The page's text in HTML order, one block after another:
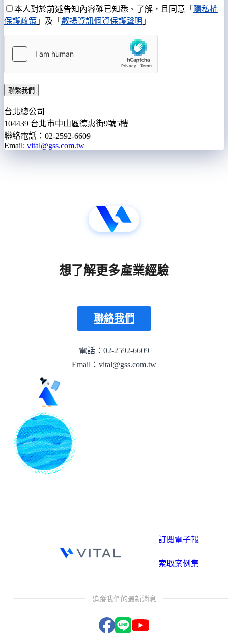
本人對於前述告知內容確已知悉、了解，且同意「 隱私權
保護政策 」及「 叡揚資訊個資保護聲明 」
聯繫我們
台北總公司
104439 台北市中山區德惠街9號5樓
聯絡電話：02-2592-6609
Email: vital@gss.com.tw
想了解更多產業經驗
聯絡我們
電話：02-2592-6609
Email：vital@gss.com.tw
訂閱電子報
索取案例集
追蹤我們的最新消息